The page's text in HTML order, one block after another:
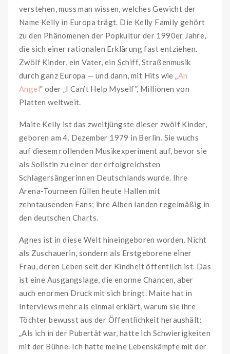
verstehen, muss man wissen, welches Gewicht der
Name Kelly in Europa trägt. Die Kelly Family gehört
zu den Phänomenen der Popkultur der 1990er Jahre,
die sich einer rationalen Erklärung fast entziehen.
Zwölf Kinder, ein Vater, ein Schiff, Straßenmusik
durch ganz Europa — und dann, mit Hits wie „An
Angel” oder „I Can’t Help Myself”, Millionen von
Platten weltweit.
Maite Kelly ist das zweitjüngste dieser zwölf Kinder,
geboren am 4. Dezember 1979 in Berlin. Sie wuchs
auf diesem rollenden Musikexperiment auf, bevor sie
als Solistin zu einer der erfolgreichsten
Schlagersängerinnen Deutschlands wurde. Ihre
Arena-Tourneen füllen heute Hallen mit
zehntausenden Fans; ihre Alben landen regelmäßig in
den deutschen Charts.
Agnes ist in diese Welt hineingeboren worden. Nicht
als Zuschauerin, sondern als Erstgeborene einer
Frau, deren Leben seit der Kindheit öffentlich ist. Das
ist eine Ausgangslage, die enorme Chancen, aber
auch enormen Druck mit sich bringt. Maite hat in
Interviews mehr als einmal erklärt, warum sie ihre
Töchter bewusst aus der Öffentlichkeit heraushält:
„Als ich in der Pubertät war, hatte ich Schwierigkeiten
mit der Bühne. Ich hatte meine Lebenskämpfe mit der